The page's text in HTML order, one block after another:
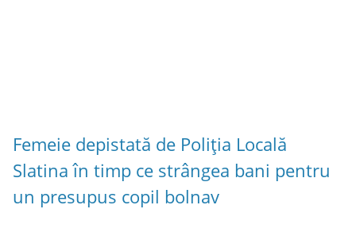
Femeie depistată de Poliția Locală
Slatina în timp ce strângea bani pentru
un presupus copil bolnav